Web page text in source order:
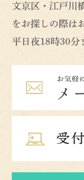
文京区・江戸川
をお探しの際は
平日夜18時30分